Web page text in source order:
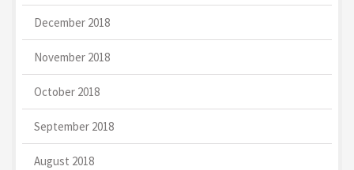
December 2018
November 2018
October 2018
September 2018
August 2018